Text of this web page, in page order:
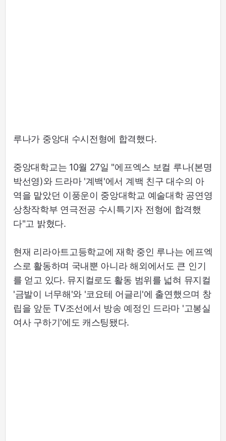
루나가 중앙대 수시전형에 합격했다.
중앙대학교는 10월 27일 "에프엑스 보컬 루나(본명
박선영)와 드라마 '계백'에서 계백 친구 대수의 아
역을 맡았던 이풍운이 중앙대학교 예술대학 공연영
상창작학부 연극전공 수시특기자 전형에 합격했
다"고 밝혔다.
현재 리라아트고등학교에 재학 중인 루나는 에프엑
스로 활동하며 국내뿐 아니라 해외에서도 큰 인기
를 얻고 있다. 뮤지컬로도 활동 범위를 넓혀 뮤지컬
'금발이 너무해'와 '코요테 어글리'에 출연했으며 창
립을 앞둔 TV조선에서 방송 예정인 드라마 '고봉실
여사 구하기'에도 캐스팅됐다.